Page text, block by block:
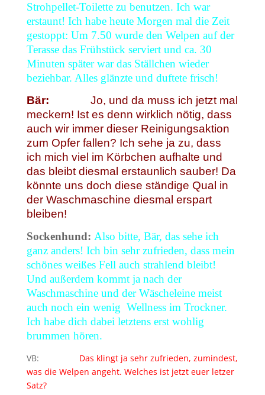
Strohpellet-Toilette zu benutzen. Ich war
erstaunt! Ich habe heute Morgen mal die Zeit
gestoppt: Um 7.50 wurde den Welpen auf der
Terasse das Frühstück serviert und ca. 30
Minuten später war das Ställchen wieder
beziehbar. Alles glänzte und duftete frisch!
Bär:
Jo, und da muss ich jetzt mal
meckern! Ist es denn wirklich nötig, dass
auch wir immer dieser Reinigungsaktion
zum Opfer fallen? Ich sehe ja zu, dass
ich mich viel im Körbchen aufhalte und
das bleibt diesmal erstaunlich sauber! Da
könnte uns doch diese ständige Qual in
der Waschmaschine diesmal erspart
bleiben!
Sockenhund: Also bitte, Bär, das sehe ich
ganz anders! Ich bin sehr zufrieden, dass mein
schönes weißes Fell auch strahlend bleibt!
Und außerdem kommt ja nach der
Waschmaschine und der Wäscheleine meist
auch noch ein wenig Wellness im Trockner.
Ich habe dich dabei letztens erst wohlig
brummen hören.
VB:
Das klingt ja sehr zufrieden, zumindest,
was die Welpen angeht. Welches ist jetzt euer letzer
Satz?